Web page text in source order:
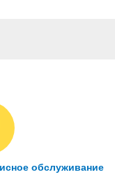
обслуживание